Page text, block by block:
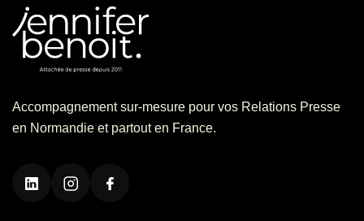
Accompagnement sur-mesure pour vos Relations Presse
en Normandie et partout en France.